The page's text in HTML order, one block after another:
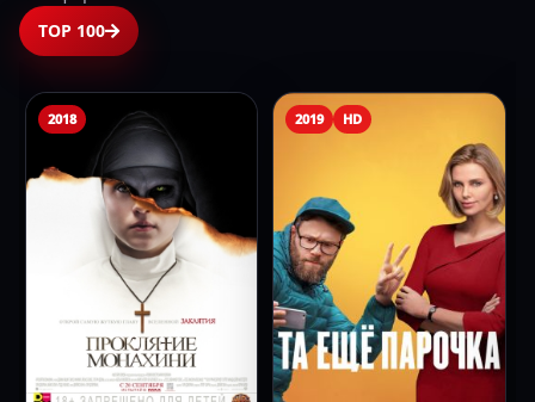
TOP 100
2018 2019 HD